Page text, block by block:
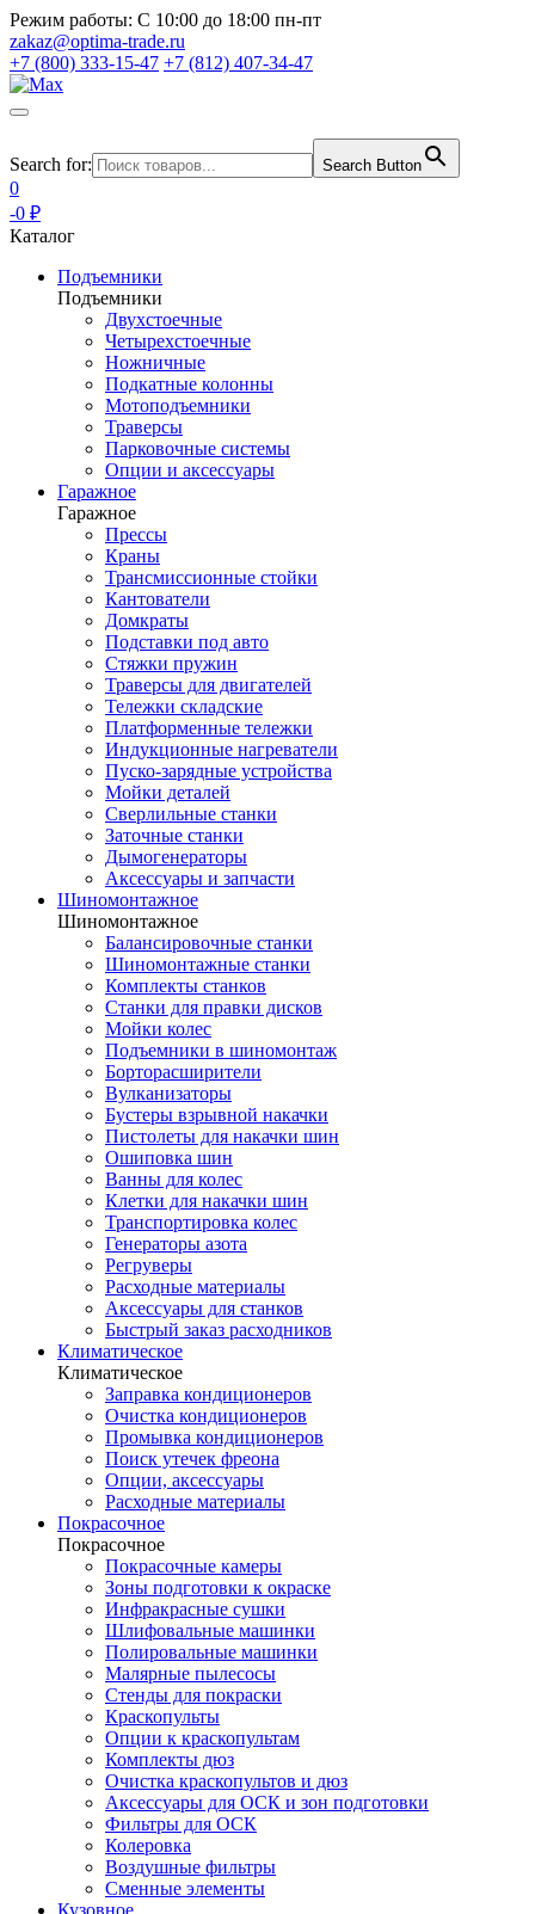
Режим работы: С 10:00 до 18:00 пн-пт
zakaz@optima-trade.ru
+7 (800) 333-15-47 +7 (812) 407-34-47
Search for: Search Button
0
-0 ₽
Каталог
Подъемники
Подъемники
Двухстоечные
Четырехстоечные
Ножничные
Подкатные колонны
Мотоподъемники
Траверсы
Парковочные системы
Опции и аксессуары
Гаражное
Гаражное
Прессы
Краны
Трансмиссионные стойки
Кантователи
Домкраты
Подставки под авто
Стяжки пружин
Траверсы для двигателей
Тележки складские
Платформенные тележки
Индукционные нагреватели
Пуско-зарядные устройства
Мойки деталей
Сверлильные станки
Заточные станки
Дымогенераторы
Аксессуары и запчасти
Шиномонтажное
Шиномонтажное
Балансировочные станки
Шиномонтажные станки
Комплекты станков
Станки для правки дисков
Мойки колес
Подъемники в шиномонтаж
Борторасширители
Вулканизаторы
Бустеры взрывной накачки
Пистолеты для накачки шин
Ошиповка шин
Ванны для колес
Клетки для накачки шин
Транспортировка колес
Генераторы азота
Регруверы
Расходные материалы
Аксессуары для станков
Быстрый заказ расходников
Климатическое
Климатическое
Заправка кондиционеров
Очистка кондиционеров
Промывка кондиционеров
Поиск утечек фреона
Опции, аксессуары
Расходные материалы
Покрасочное
Покрасочное
Покрасочные камеры
Зоны подготовки к окраске
Инфракрасные сушки
Шлифовальные машинки
Полировальные машинки
Малярные пылесосы
Стенды для покраски
Краскопульты
Опции к краскопультам
Комплекты дюз
Очистка краскопультов и дюз
Аксессуары для ОСК и зон подготовки
Фильтры для ОСК
Колеровка
Воздушные фильтры
Сменные элементы
Кузовное